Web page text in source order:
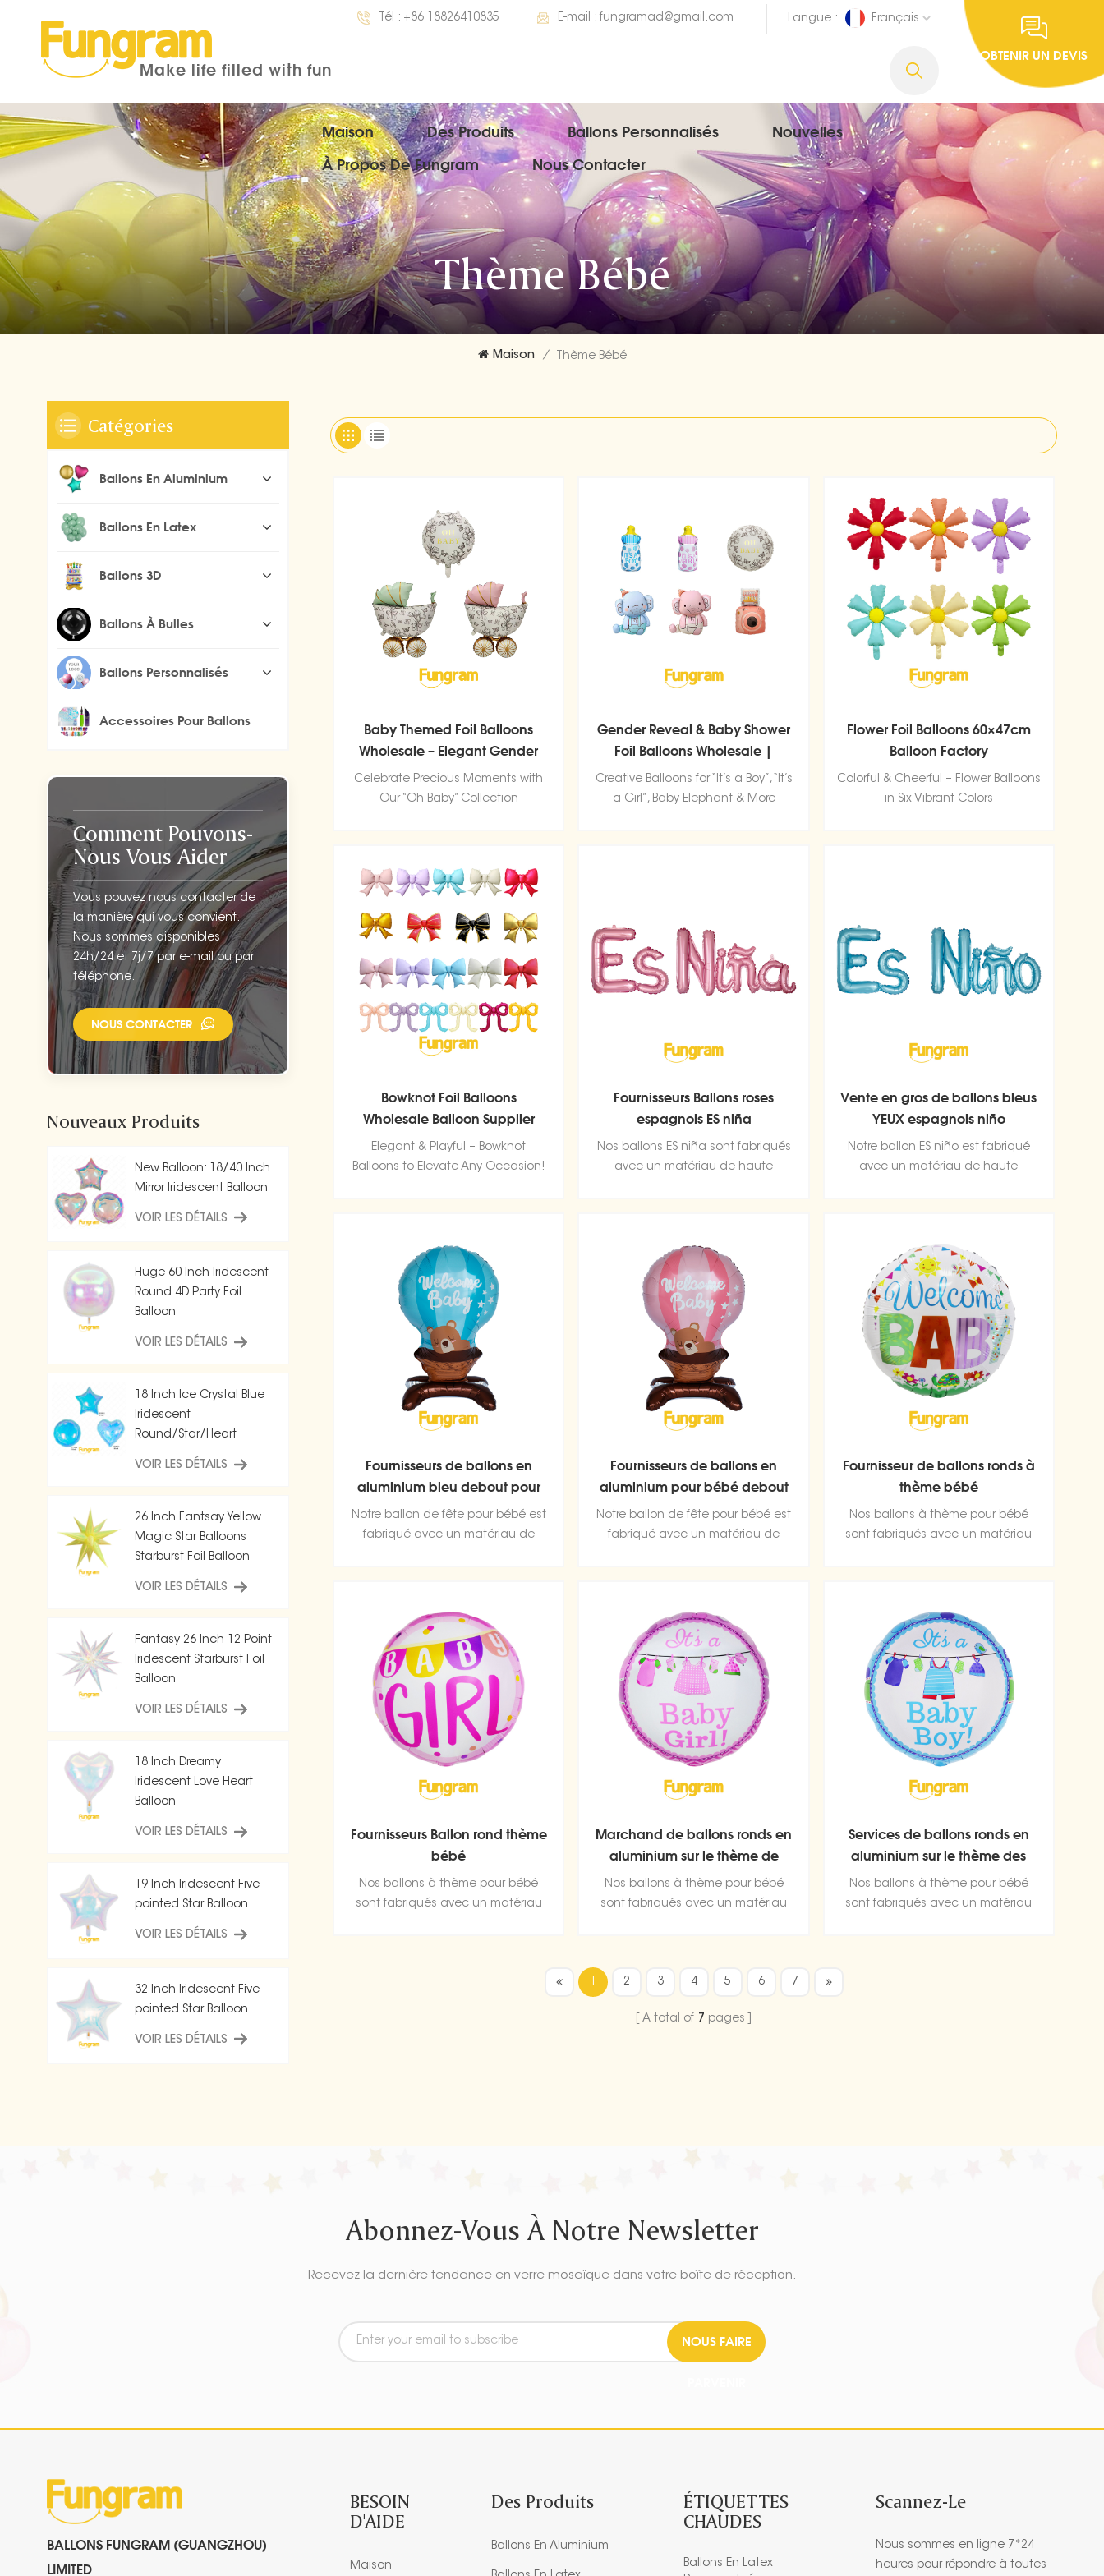
OBTENIR UN DEVIS
Langue : Français
Tél : +86 18826410835 E-mail :fungramad@gmail.com
Maison Des Produits Ballons Personnalisés
Nouvelles
À Propos De Fungram
Nous Contacter
Make life filled with fun
Thème Bébé
Maison / Thème Bébé
Baby Themed Foil Balloons
Wholesale – Elegant Gender
Reveal Party Decoration
Celebrate Precious Moments with
Our “Oh Baby” Collection
Gender Reveal & Baby Shower
Foil Balloons Wholesale |
Fungram Balloon Factory
Creative Balloons for “It’s a Boy”, “It’s
a Girl”, Baby Elephant & More
Flower Foil Balloons 60×47cm
Balloon Factory
Colorful & Cheerful – Flower Balloons
in Six Vibrant Colors
Bowknot Foil Balloons
Wholesale Balloon Supplier
Elegant & Playful – Bowknot
Balloons to Elevate Any Occasion!
Fournisseurs Ballons roses
espagnols ES niña
Nos ballons ES niña sont fabriqués
avec un matériau de haute
perte d'air.
Vente en gros de ballons bleus
YEUX espagnols niño
Notre ballon ES niño est fabriqué
avec un matériau de haute
perte d'air.
Fournisseurs de ballons en
aluminium bleu debout pour
bébé Chine
Notre ballon de fête pour bébé est
fabriqué avec un matériau de
sans fuite ni perte d'air.
Fournisseurs de ballons en
aluminium pour bébé debout
rose Guangzhou
Notre ballon de fête pour bébé est
fabriqué avec un matériau de
sans fuite ni perte d'air.
Fournisseur de ballons ronds à
thème bébé
Nos ballons à thème pour bébé
sont fabriqués avec un matériau
sans fuite ni perte d'air.
Fournisseurs Ballon rond thème
bébé
Nos ballons à thème pour bébé
sont fabriqués avec un matériau
Marchand de ballons ronds en
aluminium sur le thème de
bébé
Nos ballons à thème pour bébé
sont fabriqués avec un matériau
sans fuite ni perte d'air.
Services de ballons ronds en
aluminium sur le thème des
bébés
Nos ballons à thème pour bébé
sont fabriqués avec un matériau
2 3 4 5 6 7
A total of 7 pages
Catégories
Ballons En Aluminium
Ballons En Latex
Ballons 3D
Ballons À Bulles
Ballons Personnalisés
Accessoires Pour Ballons
Comment Pouvons-
Nous Vous Aider
Vous pouvez nous contacter de
la manière qui vous convient.
Nous sommes disponibles
24h/24 et 7j/7 par e-mail ou par
téléphone.
NOUS CONTACTER
Nouveaux Produits
New Balloon: 18/40 Inch
Mirror Iridescent Balloon
VOIR LES DÉTAILS
Huge 60 Inch Iridescent
Round 4D Party Foil
Balloon
VOIR LES DÉTAILS
18 Inch Ice Crystal Blue
Iridescent
Round/Star/Heart
VOIR LES DÉTAILS
26 Inch Fantsay Yellow
Magic Star Balloons
Starburst Foil Balloon
VOIR LES DÉTAILS
Fantasy 26 Inch 12 Point
Iridescent Starburst Foil
Balloon
VOIR LES DÉTAILS
18 Inch Dreamy
Iridescent Love Heart
Balloon
VOIR LES DÉTAILS
19 Inch Iridescent Five-
pointed Star Balloon
VOIR LES DÉTAILS
32 Inch Iridescent Five-
pointed Star Balloon
VOIR LES DÉTAILS
Abonnez-Vous À Notre Newsletter
Recevez la dernière tendance en verre mosaïque dans votre boîte de réception.
NOUS FAIRE
BALLONS FUNGRAM (GUANGZHOU)
LIMITED
BESOIN
D'AIDE
Maison
Des Produits
Ballons En Aluminium
ÉTIQUETTES
CHAUDES
Ballons En Latex
Scannez-Le
Nous sommes en ligne 7*24
heures pour répondre à toutes